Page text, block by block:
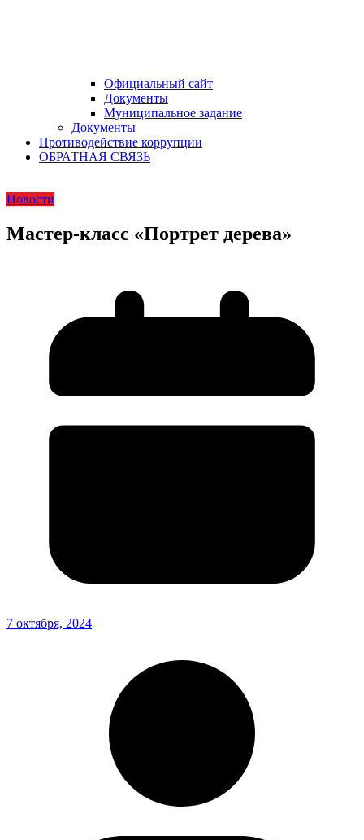
Официальный сайт
Документы
Муниципальное задание
Документы
Противодействие коррупции
ОБРАТНАЯ СВЯЗЬ
Новости
Мастер-класс «Портрет дерева»
7 октября, 2024